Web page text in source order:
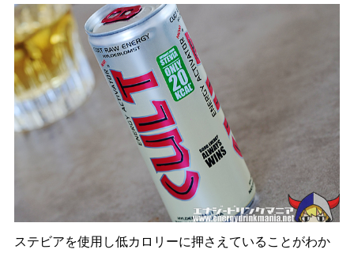
ステビアを使用し低カロリーに押さえていることがわか